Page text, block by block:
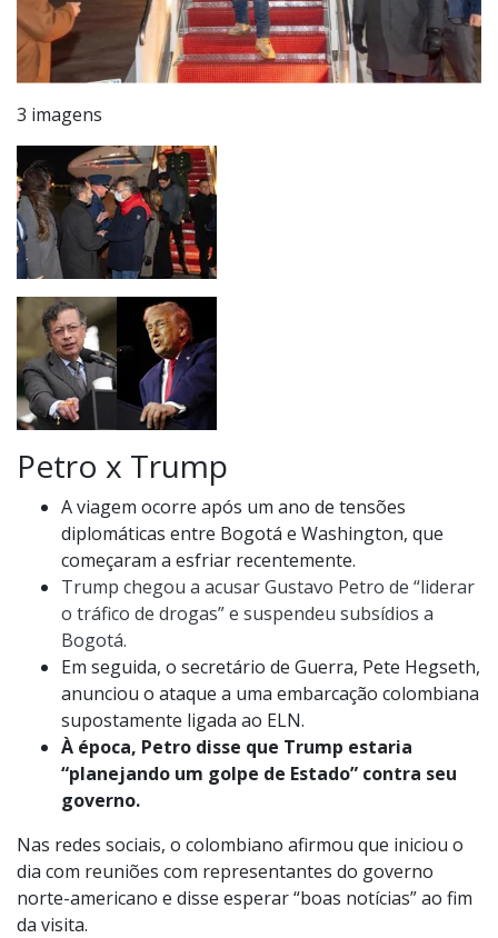
3 imagens
Petro x Trump
A viagem ocorre após um ano de tensões
diplomáticas entre Bogotá e Washington, que
começaram a esfriar recentemente.
Trump chegou a acusar Gustavo Petro de “liderar
o tráfico de drogas” e suspendeu subsídios a
Bogotá.
Em seguida, o secretário de Guerra, Pete Hegseth,
anunciou o ataque a uma embarcação colombiana
supostamente ligada ao ELN.
À época, Petro disse que Trump estaria
“planejando um golpe de Estado” contra seu
governo.
Nas redes sociais, o colombiano afirmou que iniciou o
dia com reuniões com representantes do governo
norte-americano e disse esperar “boas notícias” ao fim
da visita.